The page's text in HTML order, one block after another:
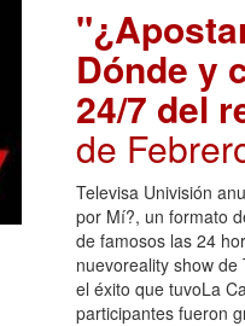
Dónde y
24/7 del
de
Televisa Univisión
por Mí?, un formato
de famosos las 24
nuevoreality show
el éxito que tuvoLa
participantes fueron